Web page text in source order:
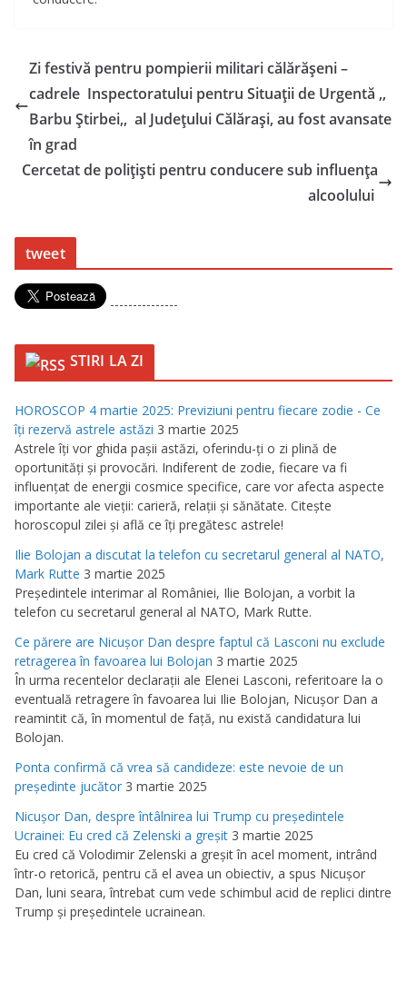
Zi festivă pentru pompierii militari călărășeni –
cadrele Inspectoratului pentru Situații de Urgentă ,,
Barbu Știrbei,, al Județului Călărași, au fost avansate
în grad
Cercetat de polițiști pentru conducere sub influența
alcoolului
tweet
---------------
STIRI LA ZI
HOROSCOP 4 martie 2025: Previziuni pentru fiecare zodie - Ce
îţi rezervă astrele astăzi 3 martie 2025
Astrele îţi vor ghida paşii astăzi, oferindu-ţi o zi plină de
oportunităţi şi provocări. Indiferent de zodie, fiecare va fi
influenţat de energii cosmice specifice, care vor afecta aspecte
importante ale vieţii: carieră, relaţii şi sănătate. Citeşte
horoscopul zilei şi află ce îţi pregătesc astrele!
Ilie Bolojan a discutat la telefon cu secretarul general al NATO,
Mark Rutte 3 martie 2025
Preşedintele interimar al României, Ilie Bolojan, a vorbit la
telefon cu secretarul general al NATO, Mark Rutte.
Ce părere are Nicuşor Dan despre faptul că Lasconi nu exclude
retragerea în favoarea lui Bolojan 3 martie 2025
În urma recentelor declaraţii ale Elenei Lasconi, referitoare la o
eventuală retragere în favoarea lui Ilie Bolojan, Nicuşor Dan a
reamintit că, în momentul de faţă, nu există candidatura lui
Bolojan.
Ponta confirmă că vrea să candideze: este nevoie de un
preşedinte jucător 3 martie 2025
Nicuşor Dan, despre întâlnirea lui Trump cu preşedintele
Ucrainei: Eu cred că Zelenski a greşit 3 martie 2025
Eu cred că Volodimir Zelenski a greşit în acel moment, intrând
într-o retorică, pentru că el avea un obiectiv, a spus Nicuşor
Dan, luni seara, întrebat cum vede schimbul acid de replici dintre
Trump şi preşedintele ucrainean.